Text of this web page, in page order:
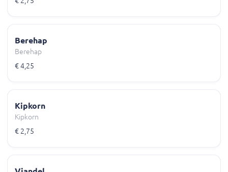
Berehap
Berehap
€ 4,25
Kipkorn
Kipkorn
€ 2,75